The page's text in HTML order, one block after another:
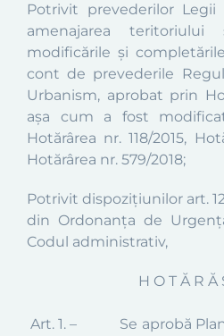
Potrivit prevederilorLegii
amenajarea
modificările şi
cont de prevederile
Urbanism, aprobat prin
aşa cum a fost
Hotărârea nr. 118/2015,
Hotărârea nr. 579/2018;
Potrivit dispoziţiunilor art.
din Ordonanța de
Codul administrativ,
H O T Ă R Ă
Art. 1. – Se aprobă